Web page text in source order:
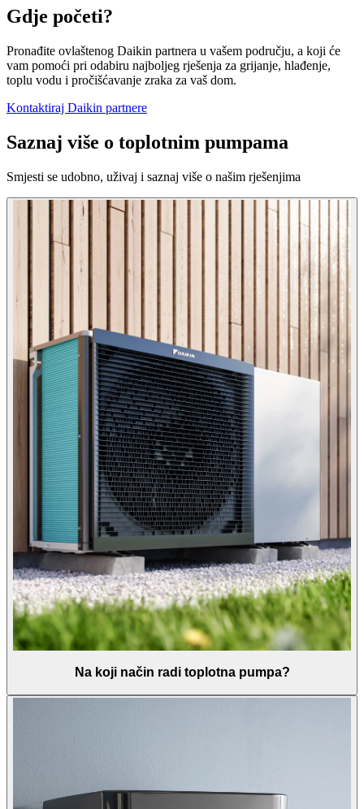
Gdje početi?
Pronađite ovlaštenog Daikin partnera u vašem području, a koji će
vam pomoći pri odabiru najboljeg rješenja za grijanje, hlađenje,
toplu vodu i pročišćavanje zraka za vaš dom.
Kontaktiraj Daikin partnere
Saznaj više o toplotnim pumpama
Smjesti se udobno, uživaj i saznaj više o našim rješenjima
Na koji način radi toplotna pumpa?